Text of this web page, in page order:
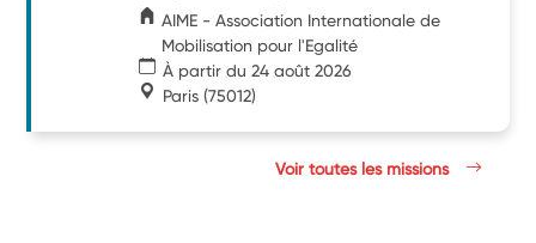
AIME - Association Internationale de
Mobilisation pour l'Egalité
À partir du 24 août 2026
Paris (75012)
Voir toutes les missions